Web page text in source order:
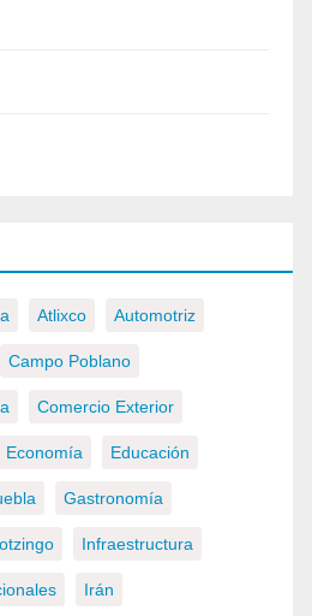
Atlixco Automotriz
Campo Poblano
Comercio Exterior
Economía Educación
Gastronomía
Infraestructura
Irán